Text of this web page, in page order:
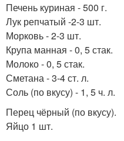
Печень куриная - 500 г.
Лук репчатый -2-3 шт.
Морковь - 2-3 шт.
Крупа манная - 0, 5 стак.
Молоко - 0, 5 стак.
Сметана - 3-4 ст. л.
Соль (по вкусу) - 1, 5 ч. л.
Перец чёрный (по вкусу).
Яйцо 1 шт.